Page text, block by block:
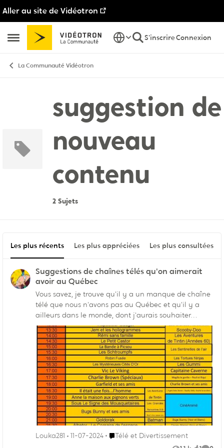
Aller au site de Vidéotron
Ouvrir Menu Latéral
Passer au contenu
S'inscrireConnexion
La Communauté Vidéotron
suggestion de
nouveau
contenu
2 Sujets
Les plus récents Les plus appréciées Les plus consultées
Suggestions de chaînes télés qu'on aimerait
avoir au Québec
Vous savez, je trouve qu'il y a un manque de chaîne
télé que nous n'avons pas au Québec et qu'il y a
ailleurs dans le monde, dont j'aurais souhaiter
obtenir à la télé au Québec. Avec le succès aux
États-Unis de ME TV Toons aux États-Unis, j'aurais
voulu un canal entièrement dédié aux dessins
animés classiques de notre enfance, un genre de
réponse à la chaîne Télétoon au Québec, connu sous
le nom de "Ti-Bonome" québécois. Imaginez revoir
de grands classiques de l'animation des années 30
jusqu'à la fin des années 80, en revoyant des courts-
métrages de Disney et de la Warner Bros. (autant en
couleur et en noir et blanc) des classiques de la
Hanna-Barbera et de Filmation en plus de revoir des
dessins animés japonais qui ont marquées l'enfance
Louka281 11-07-2024 Endroit Télé et Divertissement
Télé et Divertissement